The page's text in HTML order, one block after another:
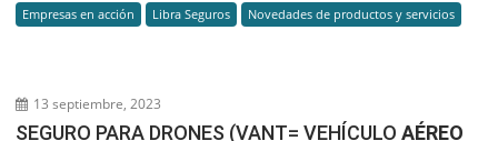
Empresas en acción Libra Seguros Novedades de productos y servicios
13 septiembre, 2023
SEGURO PARA DRONES (VANT= VEHÍCULOAÉREO